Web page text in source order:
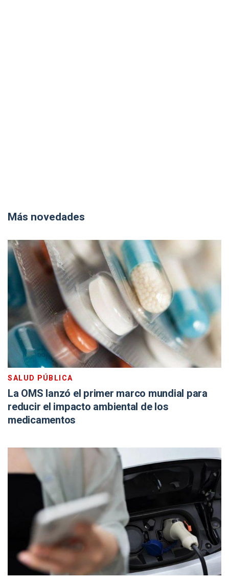
Más novedades
SALUD PÚBLICA
La OMS lanzó el primer marco mundial para
reducir el impacto ambiental de los
medicamentos